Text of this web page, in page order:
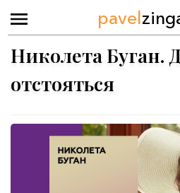
pavel
Николета Буган.
отстояться